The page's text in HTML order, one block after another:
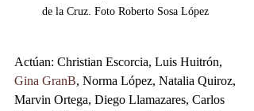
de la Cruz. Foto Roberto Sosa López
Actúan: Christian Escorcia, Luis Huitrón,
Gina GranB, Norma López, Natalia Quiroz,
Marvin Ortega, Diego Llamazares, Carlos